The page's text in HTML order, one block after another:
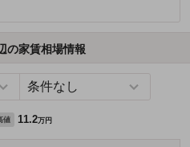
の家賃相場情報
値 11.2万円